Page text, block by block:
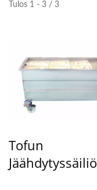
Tulos 1 - 3 / 3
Tofun
Jäähdytyssäiliö